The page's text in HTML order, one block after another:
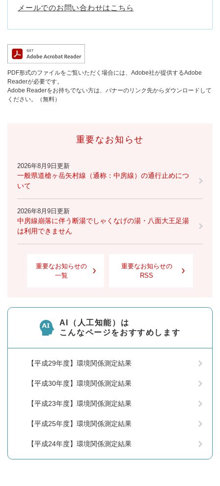
メールでのお問い合わせはこちら
PDF形式のファイルをご覧いただく場合には、Adobe社が提供するAdobe
Readerが必要です。
Adobe Readerをお持ちでない方は、バナーのリンク先からダウンロードして
ください。（無料）
重要なお知らせ
2026年8月9日更新
一般県道槍ヶ岳矢村線（通称：中房線）の通行止めにつ
いて
2026年8月9日更新
中房線崩落に伴う断湯でしゃくなげの湯・八面大王足湯
は利用できません
重要なお知らせの
一覧
重要なお知らせの
RSS
AI（人工知能）は
こんなページをおすすめします
【平成29年度】環境関係測定結果
【平成30年度】環境関係測定結果
【平成23年度】環境関係測定結果
【平成25年度】環境関係測定結果
【平成24年度】環境関係測定結果